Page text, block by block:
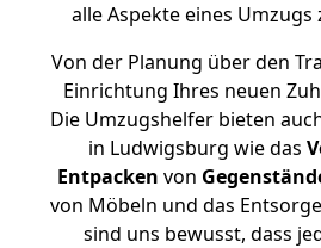
alle Aspekte eines
Von der Planung über den
Einrichtung Ihres neuen
Die Umzugshelfer bieten
in Ludwigsburg wie das
Entpacken von
von Möbeln und das
sind uns bewusst, dass